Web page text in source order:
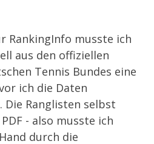
RankingInfo musste ich
aus den offiziellen
Tennis Bundes eine
ich die Daten
Ranglisten selbst
- also musste ich
durch die